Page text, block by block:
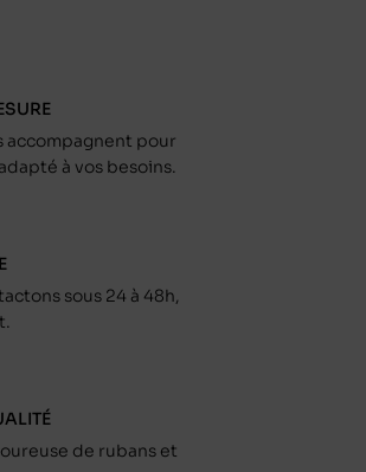
accompagnent pour
à vos besoins.
sous 24 à 48h,
de rubans et